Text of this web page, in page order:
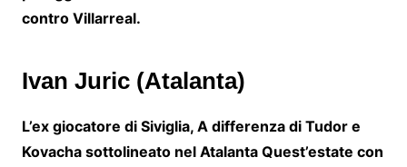
contro Villarreal.
Ivan Juric (Atalanta)
L’ex giocatore di Siviglia, A differenza di Tudor e
Kovacha sottolineato nel AtalantaQuest’estate con